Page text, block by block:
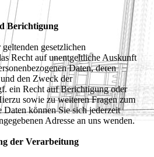
Berichtigung
gesetzlichen
Recht auf unentgeltliche Auskunft
Daten, deren
den Zweck der
ein Recht auf Berichtigung oder
sowie zu weiteren Fragen zum
Daten können Sie sich jederzeit
Adresse an uns wenden.
der Verarbeitung